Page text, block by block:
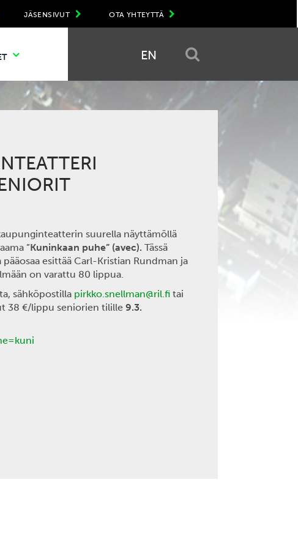
OTA YHTEYTTÄ
JÄSENSIVUT
EN
suurella näyttämöllä
”Kuninkaan puhe” (avec). Tässä
esittää Carl-Kristian Rundman ja
on varattu 80 lippua.
sähköpostilla pirkko.snellman@ril.fi tai
38 €/lippu seniorien tilille9.3.